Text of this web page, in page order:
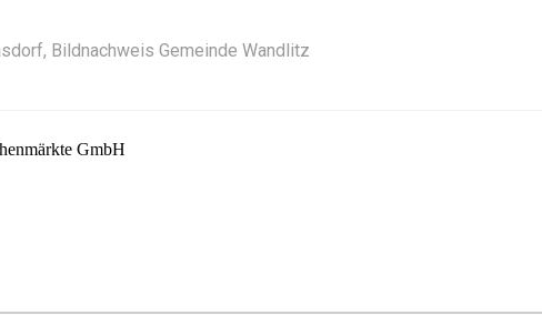
Bildnachweis Gemeinde Wandlitz
GmbH